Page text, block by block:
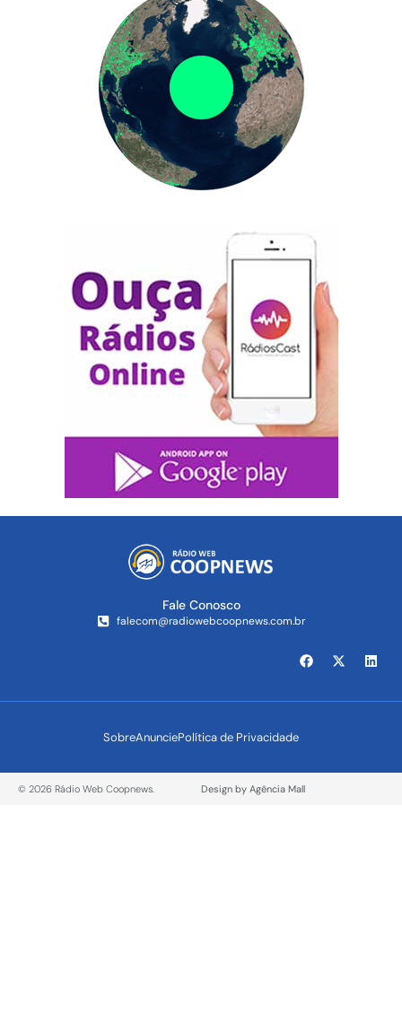
Fale Conosco
falecom@radiowebcoopnews.com.br
SobreAnunciePolítica de Privacidade
© 2026 Rádio Web Coopnews. Design by Agência Mall